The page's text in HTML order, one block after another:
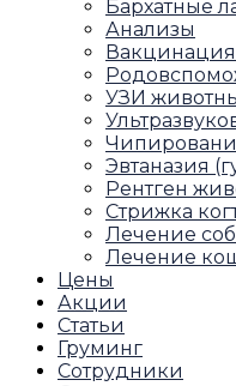
Бархатные
Анализы
УЗИ
Эвтаназия
Рентген
Стрижка
Лечение
Лечение
Цены
Акции
Статьи
Груминг
Сотрудники